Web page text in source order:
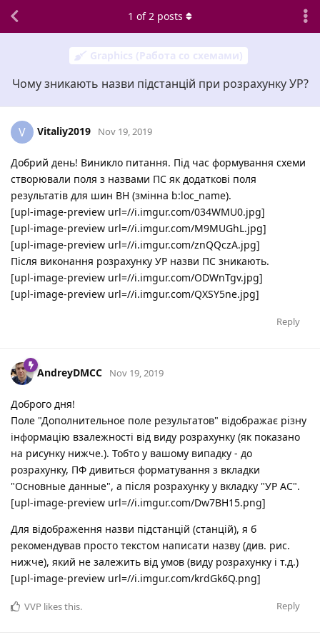
Graphics (Работа со схемами)
Чому зникають назви підстанцій при розрахунку УР?
1 of2 posts
V Vitaliy2019 Nov 19, 2019
Добрий день! Виникло питання. Під час формування схеми
створювали поля з назвами ПС як додаткові поля
результатів для шин ВН (змінна b:loc_name).
[upl-image-preview url=//i.imgur.com/034WMU0.jpg]
[upl-image-preview url=//i.imgur.com/M9MUGhL.jpg]
[upl-image-preview url=//i.imgur.com/znQQczA.jpg]
Після виконання розрахунку УР назви ПС зникають.
[upl-image-preview url=//i.imgur.com/ODWnTgv.jpg]
[upl-image-preview url=//i.imgur.com/QXSY5ne.jpg]
Reply
AndreyDMCC Nov 19, 2019
Доброго дня!
Поле "Дополнительное поле результатов" відображає різну
інформацію взалежності від виду розрахунку (як показано
на рисунку нижче.). Тобто у вашому випадку - до
розрахунку, ПФ дивиться форматування з вкладки
"Основные данные", а після розрахунку у вкладку "УР АС".
[upl-image-preview url=//i.imgur.com/Dw7BH15.png]
Для відображення назви підстанцій (станцій), я б
рекомендував просто текстом написати назву (див. рис.
нижче), який не залежить від умов (виду розрахунку і т.д.)
[upl-image-preview url=//i.imgur.com/krdGk6Q.png]
Reply
VVP likes this.